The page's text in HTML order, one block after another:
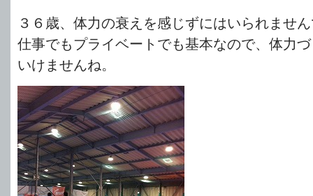
３６歳、体力の衰えを感じずにはいられませ
仕事でもプライベートでも基本なので、体力
いけませんね。